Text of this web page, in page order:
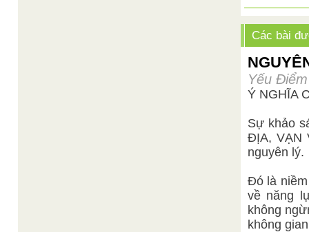
Các bài
Yếu
Ý NGHĨA
Sự khảo
ĐỊA, VẠN
nguyên lý.
Đó là
về năng
không
không